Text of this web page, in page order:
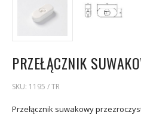
PRZEŁĄCZNIK
SKU: 1195 / TR
Przełącznik suwakowy